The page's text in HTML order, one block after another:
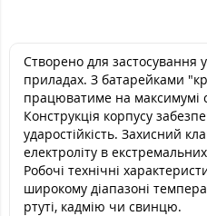
Створено для застосування
приладах. З батарейками
працюватиме на максимумі
Конструкція корпусу
ударостійкість. Захисний
електроліту в
Робочі технічні
широкому діапазоні
ртуті, кадмію чи свинцю.